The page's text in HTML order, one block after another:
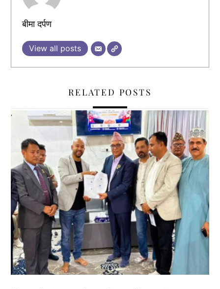
बीमा दर्पण
View all posts
RELATED POSTS